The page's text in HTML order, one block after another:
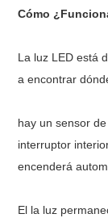
Cómo
La luz LED está
a encontrar
hay un sensor
interruptor
encenderá
El la luz